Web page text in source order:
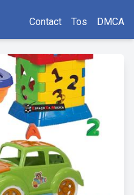
Contact Tos DMCA